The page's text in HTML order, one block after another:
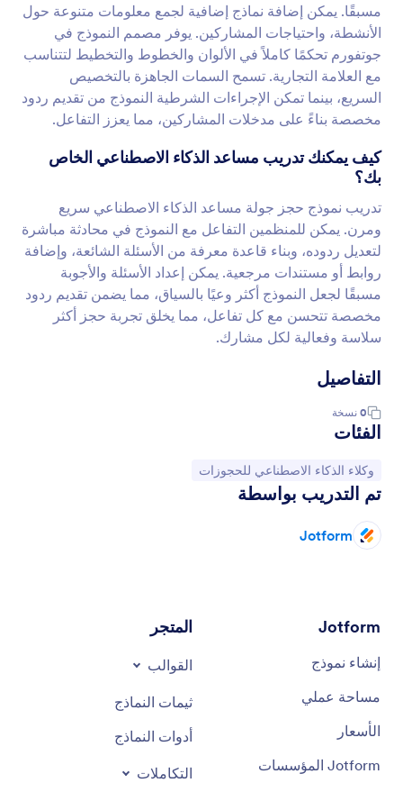
مسبقًا. يمكن إضافة نماذج إضافية لجمع معلومات متنوعة حول
الأنشطة، واحتياجات المشاركين. يوفر مصمم النموذج في
جوتفورم تحكمًا كاملاً في الألوان والخطوط والتخطيط لتتناسب
مع العلامة التجارية. تسمح السمات الجاهزة بالتخصيص
السريع، بينما تمكن الإجراءات الشرطية النموذج من تقديم ردود
مخصصة بناءً على مدخلات المشاركين، مما يعزز التفاعل.
كيف يمكنك تدريب مساعد الذكاء الاصطناعي الخاص
بك؟
تدريب نموذج حجز جولة مساعد الذكاء الاصطناعي سريع
ومرن. يمكن للمنظمين التفاعل مع النموذج في محادثة مباشرة
لتعديل ردوده، وبناء قاعدة معرفة من الأسئلة الشائعة، وإضافة
روابط أو مستندات مرجعية. يمكن إعداد الأسئلة والأجوبة
مسبقًا لجعل النموذج أكثر وعيًا بالسياق، مما يضمن تقديم ردود
مخصصة تتحسن مع كل تفاعل، مما يخلق تجربة حجز أكثر
سلاسة وفعالية لكل مشارك.
التفاصيل
0 نسخة
الفئات
انتقل إلى الفئة:
وكلاء الذكاء الاصطناعي للحجوزات
تم التدريب بواسطة
Jotform
Jotform
إنشاء نموذج
مساحة عملي
الأسعار
Jotform المؤسسات
المتجر
القوالب
ثيمات النماذج
أدوات النماذج
التكاملات